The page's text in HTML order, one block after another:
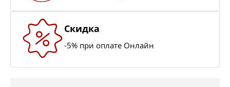
Скидка
-5% при оплате Онлайн